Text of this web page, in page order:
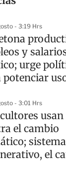
- 3:19 Hrs
y
urge
potenciar
- 3:01 Hrs
usan
el cambio
sistema
el